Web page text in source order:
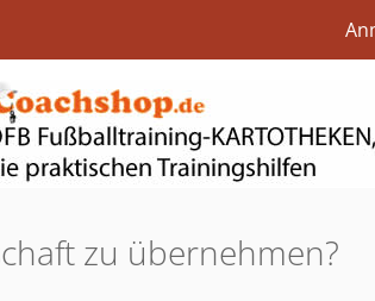
zu übernehmen?